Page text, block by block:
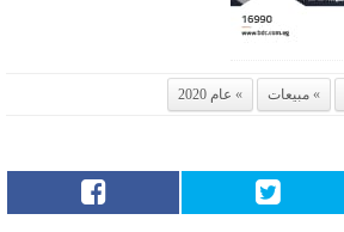
مبيعات عام 2020